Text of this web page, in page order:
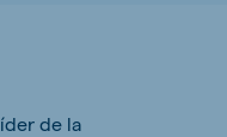
de la